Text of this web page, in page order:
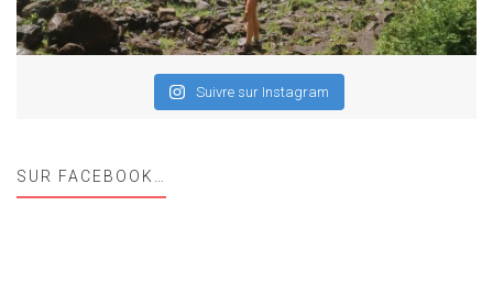
Suivre sur Instagram
SUR FACEBOOK…